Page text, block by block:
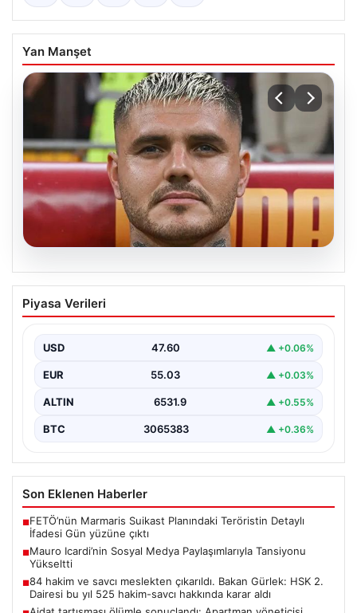
Yan Manşet
05.08.2026
Mauro Icardi’nin Sosyal Medya
Paylaşımlarıyla Tansiyonu Yükseltti
yollarını ayıran ve kariyerindeki belirsizlikler nedeniyle
gündemdeki isimler arasında…
Piyasa Verileri
USD 47.60 ▲ +0.06%
EUR 55.03 ▲ +0.03%
ALTIN 6531.9 ▲ +0.55%
BTC 3065383 ▲ +0.36%
Son Eklenen Haberler
■FETÖ’nün Marmaris Suikast Planındaki Teröristin Detaylı
İfadesi Gün yüzüne çıktı
■Mauro Icardi’nin Sosyal Medya Paylaşımlarıyla Tansiyonu
Yükseltti
■84 hakim ve savcı meslekten çıkarıldı. Bakan Gürlek: HSK 2.
Dairesi bu yıl 525 hakim-savcı hakkında karar aldı